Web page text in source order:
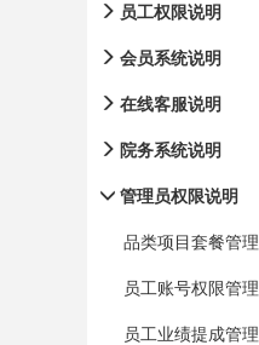
员工权限说明
会员系统说明
在线客服说明
院务系统说明
管理员权限说明
品类项目套餐管理
员工账号权限管理
员工业绩提成管理